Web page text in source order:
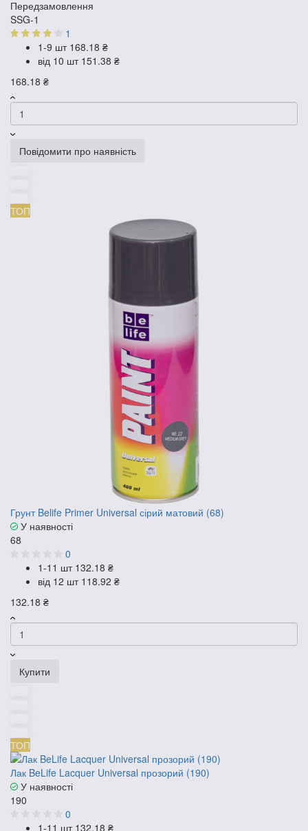
Передзамовлення
SSG-1
1
1-9 шт 168.18 ₴
від 10 шт 151.38 ₴
168.18 ₴
Повідомити про наявність
ТОП
Грунт Belife Primer Universal сірий матовий (68)
У наявності
68
0
1-11 шт 132.18 ₴
від 12 шт 118.92 ₴
132.18 ₴
Купити
ТОП
Лак BeLife Lacquer Universal прозорий (190)
У наявності
190
0
1-11 шт 132.18 ₴